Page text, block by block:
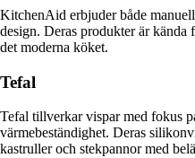
KitchenAid erbjuder både
design. Deras produkter är kända
det moderna köket.
Tefal
Tefal tillverkar vispar med fokus
värmebeständighet. Deras
kastruller och stekpannor med